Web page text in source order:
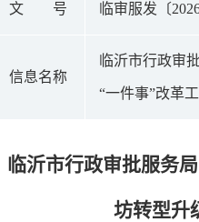
文 号 临审服发〔
信息名称
临沂市行政审
“一件事”改革
临沂市行政审批服务
坊转型升